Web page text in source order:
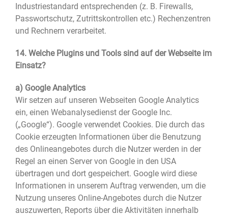
Industriestandard entsprechenden (z. B. Firewalls,
Passwortschutz, Zutrittskontrollen etc.) Rechenzentren
und Rechnern verarbeitet.
14. Welche Plugins und Tools sind auf der Webseite im
Einsatz?
a) Google Analytics
Wir setzen auf unseren Webseiten Google Analytics
ein, einen Webanalysedienst der Google Inc.
(„Google“). Google verwendet Cookies. Die durch das
Cookie erzeugten Informationen über die Benutzung
des Onlineangebotes durch die Nutzer werden in der
Regel an einen Server von Google in den USA
übertragen und dort gespeichert. Google wird diese
Informationen in unserem Auftrag verwenden, um die
Nutzung unseres Online-Angebotes durch die Nutzer
auszuwerten, Reports über die Aktivitäten innerhalb